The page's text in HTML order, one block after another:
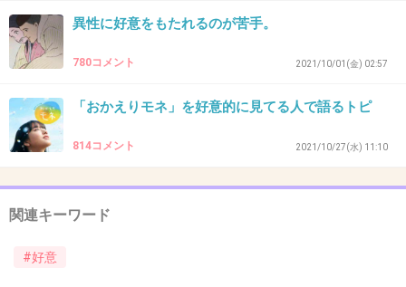
異性に好かれると逃げたくなるのはわかるわ
全然嫌じゃないんだよ、本能が逃げようとする
異性に好意をもたれるのが苦手。
780コメント 2021/10/01(金) 02:57
「おかえりモネ」を好意的に見てる人で語るトピ
814コメント 2021/10/27(水) 11:10
関連キーワード
#好意